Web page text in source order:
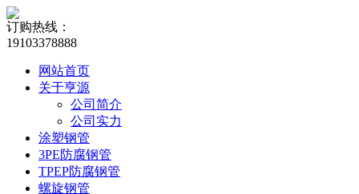
订购热线：
19103378888
网站首页
关于亨源
公司简介
公司实力
涂塑钢管
3PE防腐钢管
TPEP防腐钢管
螺旋钢管